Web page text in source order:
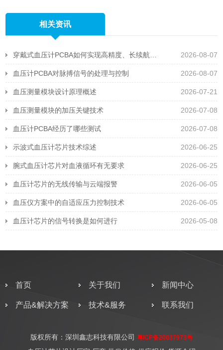
相关资讯
2026-08-07
2026-08-07
血压计PCBA对脉搏信号的处理与控制
2026-07-21
血压测量模块设计原理概述
2026-07-08
血压测量模块的加压关键技术
2026-07-08
血压计PCBA经历了哪些测试
2026-06-25
示波式血压计芯片技术综述
2026-06-25
腕式血压计芯片对血液循环有无要求
2026-06-05
血压计芯片的无线传输与云端报警
2026-06-05
血压仪方案中的自适应压力控制技术
2026-05-08
血压计芯片的信号转换是如何进行
首页 关于我们 新闻中心
产品&解决方案 技术&服务 联系我们
版权所有：深圳鑫志科技有限公司 粤ICP备20037973号